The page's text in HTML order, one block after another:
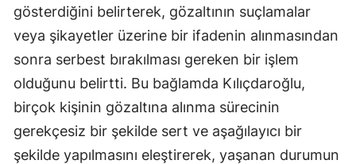
gösterdiğini belirterek, gözaltının suçlamalar
veya şikayetler üzerine bir ifadenin alınmasından
sonra serbest bırakılması gereken bir işlem
olduğunu belirtti. Bu bağlamda Kılıçdaroğlu,
birçok kişinin gözaltına alınma sürecinin
gerekçesiz bir şekilde sert ve aşağılayıcı bir
şekilde yapılmasını eleştirerek, yaşanan durumun